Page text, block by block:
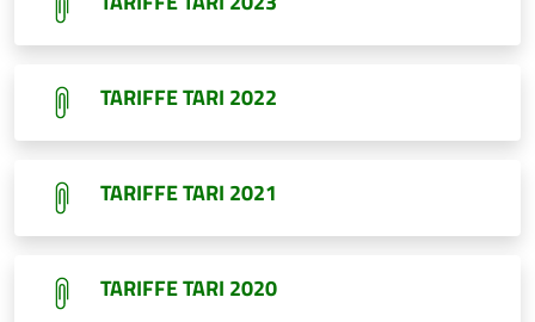
TARIFFE TARI 2022
TARIFFE TARI 2021
TARIFFE TARI 2020